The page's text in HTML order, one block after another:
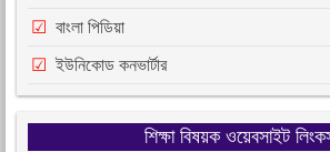
বাংলা পিডিয়া
ইউনিকোড কনভার্টার
শিক্ষা বিষয়ক ওয়েবসাইট